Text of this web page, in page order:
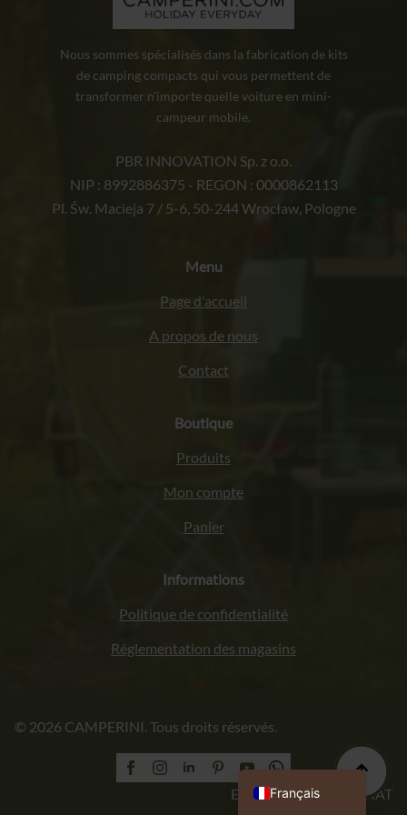
Nous sommes spécialisés dans la fabrication de kits
de camping compacts qui vous permettent de
transformer n'importe quelle voiture en mini-
campeur mobile.
PBR INNOVATION Sp. z o.o.
NIP : 8992886375 - REGON : 0000862113
Pl. Św. Macieja 7 / 5-6, 50-244 Wrocław, Pologne
Menu
Page d'accueil
A propos de nous
Contact
Boutique
Produits
Mon compte
Panier
Informations
Politique de confidentialité
Réglementation des magasins
© 2026 CAMPERINI. Tous droits réservés.
Exécution : PROFORMAT
Français
Polski
English (UK)
Deutsch